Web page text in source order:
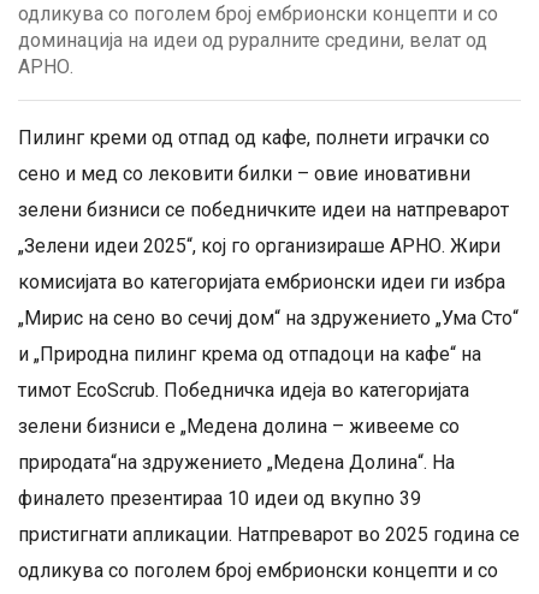
одликува со поголем број ембрионски концепти и со
доминација на идеи од руралните средини, велат од
АРНО.
Пилинг креми од отпад од кафе, полнети играчки со
сено и мед со лековити билки – овие иновативни
зелени бизниси се победничките идеи на натпреварот
„Зелени идеи 2025“, кој го организираше АРНО. Жири
комисијата во категоријата ембрионски идеи ги избра
„Мирис на сено во сечиј дом“ на здружението „Ума Сто“
и „Природна пилинг крема од отпадоци на кафе“ на
тимот EcoScrub. Победничка идеја во категоријата
зелени бизниси е „Медена долина – живееме со
природата“на здружението „Медена Долина“. На
финалето презентираа 10 идеи од вкупно 39
пристигнати апликации. Натпреварот во 2025 година се
одликува со поголем број ембрионски концепти и со